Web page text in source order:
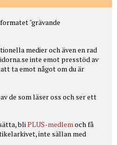
"grävande
medier och även en rad
inte emot presstöd av
ta emot något om du är
de som läser oss och ser ett
bliPLUS-medlemoch få
inte sällan med